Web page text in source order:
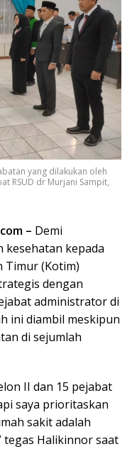
yang dilakukan oleh
RSUD dr Murjani Sampit,
– Demi
kepada
Timur (Kotim)
dengan
administrator di
ini diambil meskipun
di sejumlah
II dan 15 pejabat
saya prioritaskan
sakit adalah
tegas Halikinnor saat